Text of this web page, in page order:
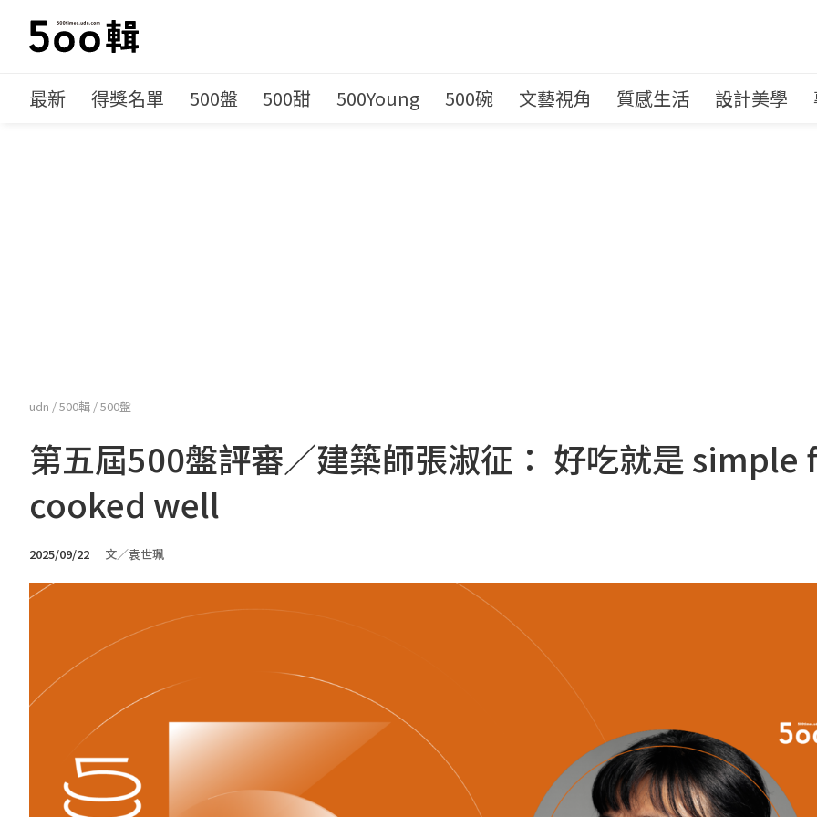
最新 得獎名單 500盤 500甜 500Young 500碗 文藝視角 質感生活 設計美學
udn /500輯 /500盤
第五屆500盤評審／建築師張淑征： 好吃就是 simple
cooked well
2025/09/22 文／袁世珮